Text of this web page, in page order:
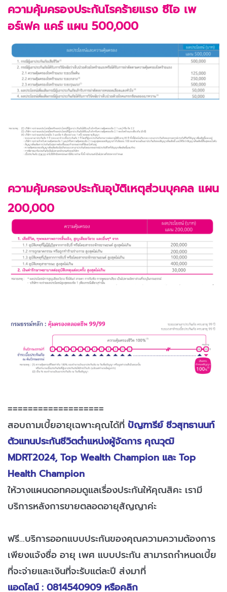
ความคุ้มครองประกันโรคร้ายแรง ซีไอ เพ
อร์เฟค แคร์ แผน 500,000
ความคุ้มครองประกันอุบัติเหตุส่วนบุคคล แผน
200,000
===================
สอบถามเบี้ยอายุเฉพาะคุณได้ที่ ปัญฑารีย์ ชีวสุทธานนท์
ตัวแทนประกันชีวิตตำแหน่งผู้จัดการ คุณวุฒิ
MDRT2024, Top Wealth Champion และ Top
Health Champion
ให้วางแผนดอทคอมดูแลเรื่องประกันให้คุณสิคะ เรามี
บริการหลังการขายตลอดอายุสัญญาค่ะ
ฟรี…บริการออกแบบประกันของคุณความความต้องการ
เพียงแจ้งชื่อ อายุ เพศ แบบประกัน สามารถกำหนดเบี้ย
ที่จะจ่ายและเงินที่จะรับแต่ละปี ส่งมาที่
แอดไลน์ : 0814540909 หรือคลิก